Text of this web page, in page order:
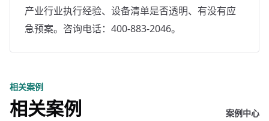
产业行业执行经验、设备清单是否透明、有没有应
急预案。咨询电话：400-883-2046。
相关案例
相关案例 案例中心